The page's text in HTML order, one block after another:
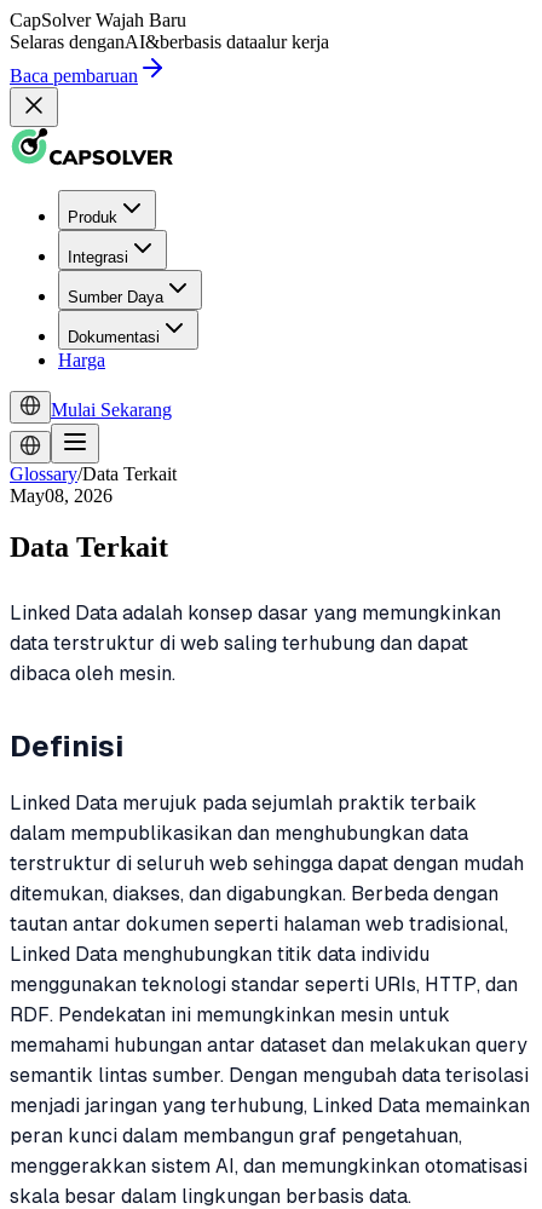
CapSolver Wajah Baru
Selaras denganAI&berbasis dataalur kerja
Baca pembaruan
Produk
Integrasi
Sumber Daya
Dokumentasi
Harga
Mulai Sekarang
Glossary/Data Terkait
May08, 2026
Data Terkait
Linked Data adalah konsep dasar yang memungkinkan
data terstruktur di web saling terhubung dan dapat
dibaca oleh mesin.
Definisi
Linked Data merujuk pada sejumlah praktik terbaik
dalam mempublikasikan dan menghubungkan data
terstruktur di seluruh web sehingga dapat dengan mudah
ditemukan, diakses, dan digabungkan. Berbeda dengan
tautan antar dokumen seperti halaman web tradisional,
Linked Data menghubungkan titik data individu
menggunakan teknologi standar seperti URIs, HTTP, dan
RDF. Pendekatan ini memungkinkan mesin untuk
memahami hubungan antar dataset dan melakukan query
semantik lintas sumber. Dengan mengubah data terisolasi
menjadi jaringan yang terhubung, Linked Data memainkan
peran kunci dalam membangun graf pengetahuan,
menggerakkan sistem AI, dan memungkinkan otomatisasi
skala besar dalam lingkungan berbasis data.